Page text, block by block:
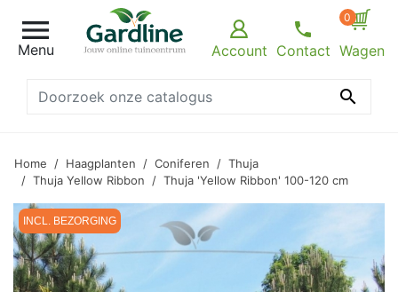

Menu Account Contact
0
Wagen

Home Haagplanten Coniferen
Thuja
Thuja Yellow Ribbon
Thuja 'Yellow Ribbon' 100-120 cm
INCL. BEZORGING